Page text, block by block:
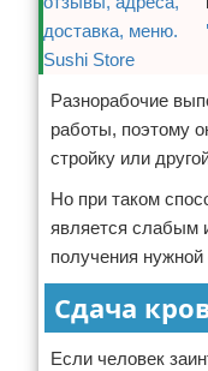
Разнорабочие
работы, поэтому
стройку или
Но при таком
является слабым
получения
Сдача
Если человек